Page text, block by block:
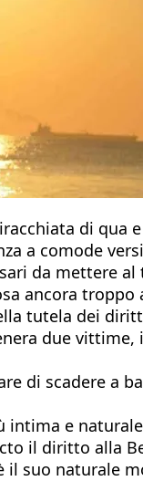
di
a comode
da mettere
ancora troppo
tutela dei
due
di scadere a
intima e
il diritto alla
suo naturale